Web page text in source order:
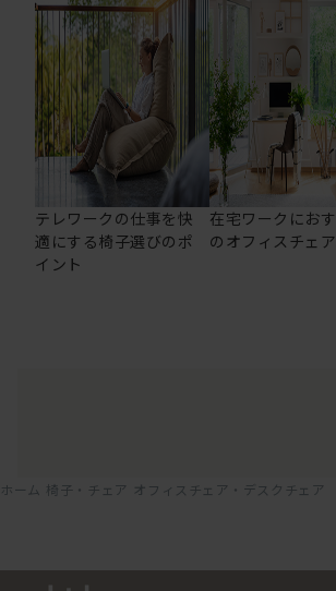
テレワークの仕事を快
適にする椅子選びのポ
イント
在宅ワークにお
のオフィスチェ
ホーム 椅子・チェア オフィスチェア・デスクチェア